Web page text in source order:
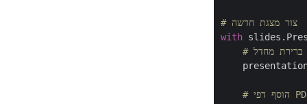
# צור מצגת חדשה
with
ברירת מחדל